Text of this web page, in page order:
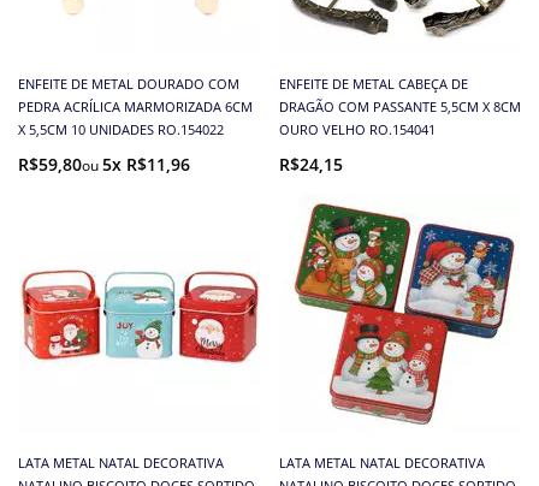
ENFEITE DE METAL DOURADO COM
PEDRA ACRÍLICA MARMORIZADA 6CM
X 5,5CM 10 UNIDADES RO.154022
R$59,80 5x R$11,96
ENFEITE DE METAL CABEÇA DE
DRAGÃO COM PASSANTE 5,5CM X 8CM
OURO VELHO RO.154041
R$24,15
LATA METAL NATAL DECORATIVA
LATA METAL NATAL DECORATIVA